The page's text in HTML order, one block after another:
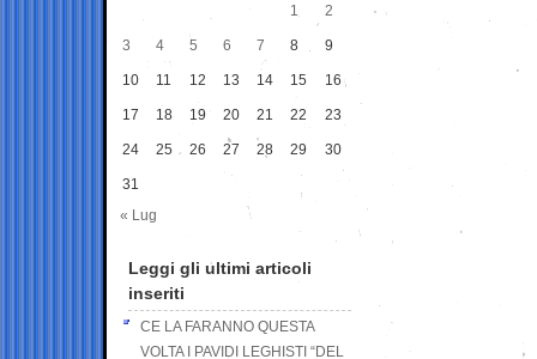
1
2
3 4 5 6 7 8 9
10 11 12 13 14 15 16
17 18 19 20 21 22 23
24 25 26 27 28 29 30
31
« Lug
Leggi gli ultimi articoli
inseriti
CE LA FARANNO QUESTA
VOLTA I PAVIDI LEGHISTI “DEL